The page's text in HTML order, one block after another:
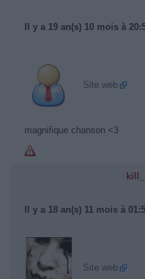
Il y a 19 an(s) 10 mois à
Site web
magnifique chanson <3
Il y a 18 an(s) 11 mois à
Site web